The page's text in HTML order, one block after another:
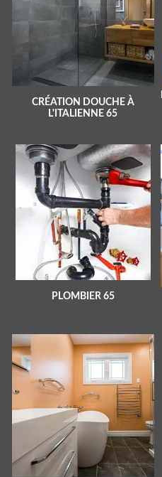
CRÉATION DOUCHE À
L'ITALIENNE 65
PLOMBIER 65